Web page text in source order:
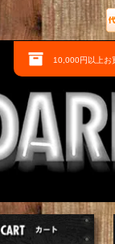
10,000円以上お